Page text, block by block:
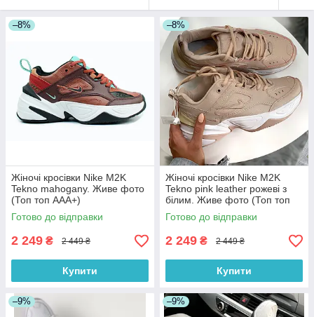
–8%
Жіночі кросівки Nike M2K
Tekno mahogany. Живе фото
(Топ топ ААА+)
Готово до відправки
2 249 ₴ 2 449 ₴
Купити
–8%
Жіночі кросівки Nike M2K
Tekno pink leather рожеві з
білим. Живе фото (Топ топ
ААА+)
Готово до відправки
2 249 ₴ 2 449 ₴
Купити
–9% –9%